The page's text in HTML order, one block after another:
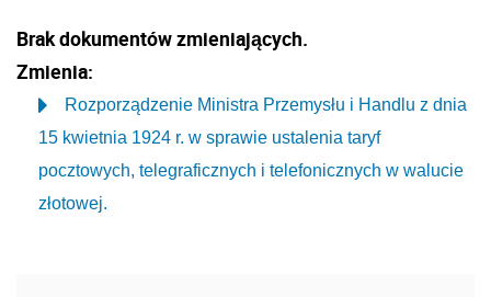
Brak dokumentów zmieniających.
Zmienia:
Rozporządzenie Ministra Przemysłu i Handlu z dnia
15 kwietnia 1924 r. w sprawie ustalenia taryf
pocztowych, telegraficznych i telefonicznych w walucie
złotowej.